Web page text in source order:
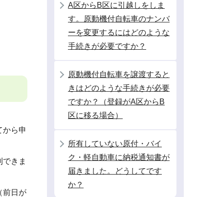
から申
きま
前日が
A区からB区に引越しをしま
す。原動機付自転車のナンバ
ーを変更するにはどのような
手続きが必要ですか？
原動機付自転車を譲渡すると
きはどのような手続きが必要
ですか？（登録がA区からB
区に移る場合）
所有していない原付・バイ
ク・軽自動車に納税通知書が
届きました。どうしてです
か？